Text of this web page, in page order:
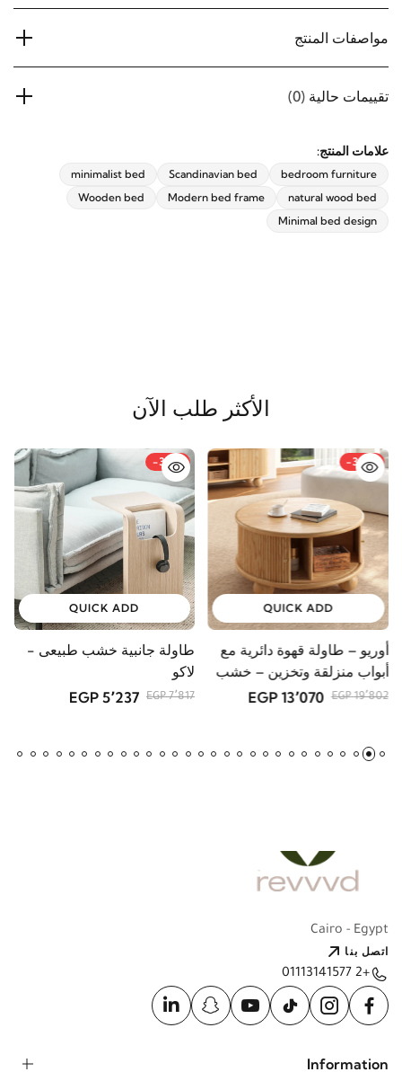
مواصفات المنتج
تقييمات حالية (0)
علامات المنتج:
bedroom furniture
Scandinavian bed
minimalist bed
natural wood bed
Modern bed frame
Wooden bed
Minimal bed design
الأكثر طلب الآن
-34%
QUICK ADD
أوريو – طاولة قهوة دائرية مع
أبواب منزلقة وتخزين – خشب
طبيعي
19٬802 EGP 13٬070 EGP
-33%
QUICK ADD
طاولة جانبية خشب طبيعى -
لاكو
7٬817 EGP 5٬237 EGP
Cairo - Egypt
اتصل بنا
+2 01113141577
Information